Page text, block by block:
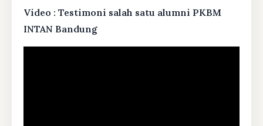
Video : Testimoni salah satu alumni PKBM
INTAN Bandung